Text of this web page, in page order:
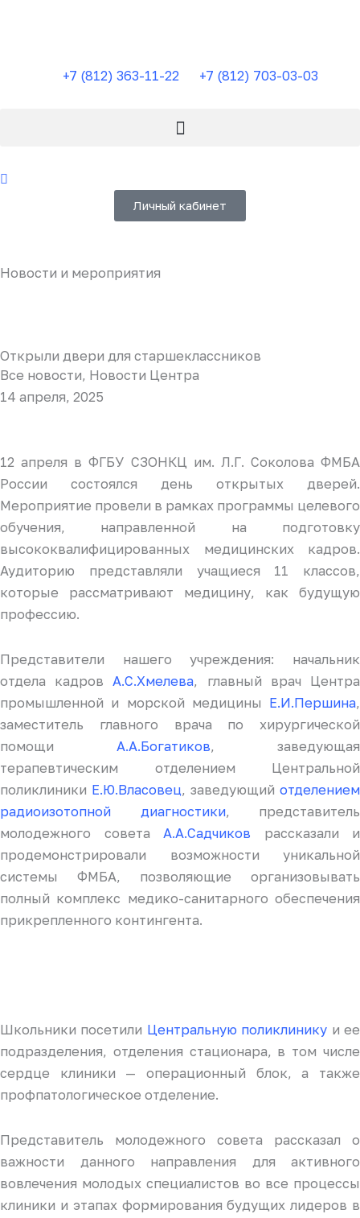
+7 (812) 363-11-22
+7 (812) 703-03-03
Личный кабинет
Новости и мероприятия
Открыли двери для старшеклассников
Все новости, Новости Центра
14 апреля, 2025
12 апреля в ФГБУ СЗОНКЦ им. Л.Г. Соколова ФМБА
России состоялся день открытых дверей.
Мероприятие провели в рамках программы целевого
обучения, направленной на подготовку
высококвалифицированных медицинских кадров.
Аудиторию представляли учащиеся 11 классов,
которые рассматривают медицину, как будущую
профессию.
Представители нашего учреждения: начальник
отдела кадровА.С.Хмелева, главный врач Центра
промышленной и морской медицины Е.И.Першина,
заместитель главного врача по хирургической
помощи А.А.Богатиков, заведующая
терапевтическим отделением Центральной
поликлиники Е.Ю.Власовец, заведующий отделением
радиоизотопной диагностики, представитель
молодежного совета А.А.Садчиков рассказали и
продемонстрировали возможности уникальной
системы ФМБА, позволяющие организовывать
полный комплекс медико-санитарного обеспечения
прикрепленного контингента.
Школьники посетили Центральную поликлинику и ее
подразделения, отделения стационара, в том числе
сердце клиники — операционный блок, а также
профпатологическое отделение.
Представитель молодежного совета рассказал о
важности данного направления для активного
вовлечения молодых специалистов во все процессы
клиники и этапах формирования будущих лидеров в